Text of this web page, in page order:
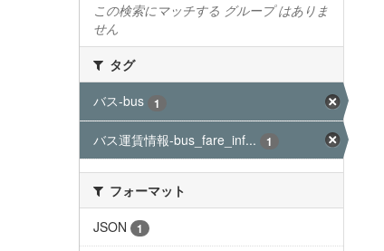
この検索にマッチする グループ はありま
せん
タグ
バス-bus
1
バス運賃情報-bus_fare_inf... 1
フォーマット
JSON
1